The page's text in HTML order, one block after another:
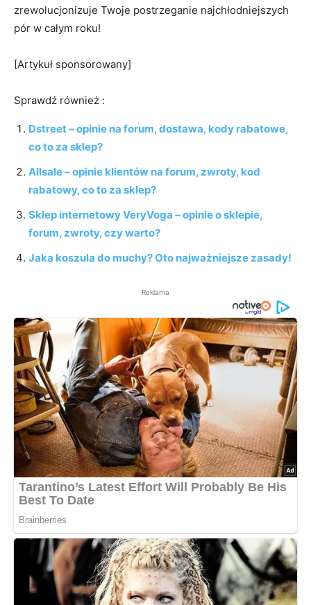
zrewolucjonizuje Twoje postrzeganie najchłodniejszych
pór w całym roku!
[Artykuł sponsorowany]
Sprawdź również :
Dstreet – opinie na forum, dostawa, kody rabatowe,
co to za sklep?
Allsale – opinie klientów na forum, zwroty, kod
rabatowy, co to za sklep?
Sklep internetowy VeryVoga – opinie o sklepie,
forum, zwroty, czy warto?
Jaka koszula do muchy? Oto najważniejsze zasady!
Reklama